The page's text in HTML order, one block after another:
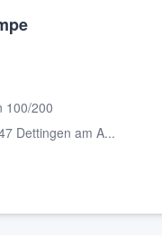
100/200
Dettingen am A...